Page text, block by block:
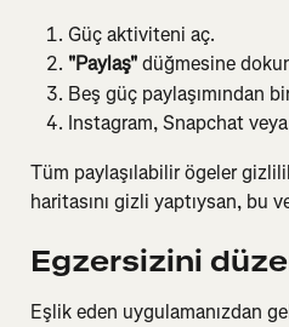
Güç aktiviteni aç.
"Paylaş" düğmesine
Beş güç paylaşımından
Instagram, Snapchat
Tüm paylaşılabilir ögeler
haritasını gizli yaptıysan, bu
Egzersizini
Eşlik eden uygulamanızdan